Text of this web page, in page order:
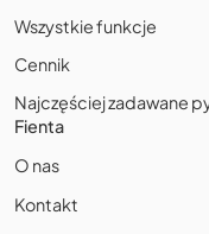
Wszystkie funkcje
Cennik
Najczęściej zadawane
Fienta
O nas
Kontakt